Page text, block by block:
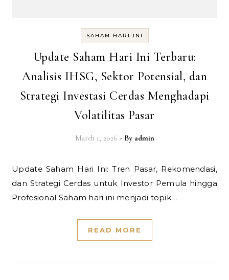
SAHAM HARI INI
Update Saham Hari Ini Terbaru:
Analisis IHSG, Sektor Potensial, dan
Strategi Investasi Cerdas Menghadapi
Volatilitas Pasar
March 1, 2026 - By admin
Update Saham Hari Ini: Tren Pasar, Rekomendasi,
dan Strategi Cerdas untuk Investor Pemula hingga
Profesional Saham hari ini menjadi topik…
READ MORE